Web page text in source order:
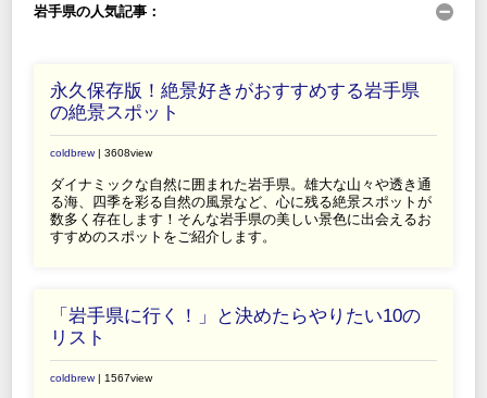
岩手県の人気記事：
永久保存版！絶景好きがおすすめする岩手県
の絶景スポット
coldbrew| 3608view
ダイナミックな自然に囲まれた岩手県。雄大な山々や透き通
る海、四季を彩る自然の風景など、心に残る絶景スポットが
数多く存在します！そんな岩手県の美しい景色に出会えるお
すすめのスポットをご紹介します。
「岩手県に行く！」と決めたらやりたい10の
リスト
coldbrew| 1567view